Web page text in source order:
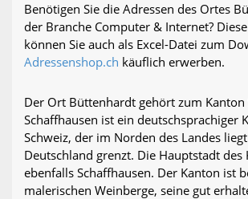
Benötigen Sie die Adressen des Ortes
der Branche Computer & Internet?
können Sie auch als Excel-Datei zum
Adressenshop.ch käuflich erwerben.
Der Ort Büttenhardt gehört zum Kanton
Schaffhausen ist ein deutschsprachiger
Schweiz, der im Norden des Landes
Deutschland grenzt. Die Hauptstadt des
ebenfalls Schaffhausen. Der Kanton ist
malerischen Weinberge, seine gut